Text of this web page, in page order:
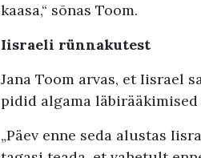
kaasa,“ sõnas Toom.
Iisraeli rünnakutest
Jana Toom arvas, et Iisrael
pidid algama
„Päev enne seda alustas